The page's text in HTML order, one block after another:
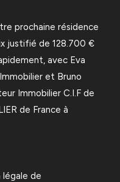
prochaine résidence
justifié de 128.700 €
avec Eva
et Bruno
Immobilier C.I.F de
de France à
légale de